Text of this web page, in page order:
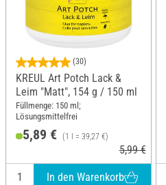
(30)
KREUL Art Potch Lack &
Leim "Matt", 154 g / 150 ml
Füllmenge: 150 ml;
Lösungsmittelfrei
5,89 € (1 l = 39,27 €)
5,99 €
In den Warenkorb